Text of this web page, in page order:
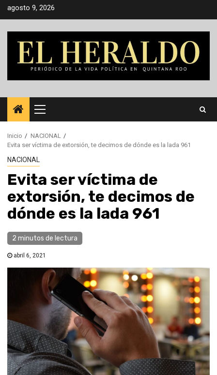
Saltar
agosto 9, 2026
Menú
principal
Inicio
NACIONAL
Evita ser víctima de extorsión, te decimos de dónde es la lada 961
NACIONAL
Evita ser víctima de
extorsión, te decimos de
dónde es la lada 961
2 minutos de lectura
abril 6, 2021